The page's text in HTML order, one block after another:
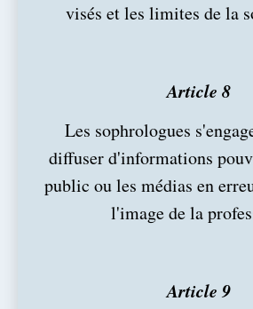
visés et les limites de la
Article 8
Les sophrologues
diffuser d'informations
public ou les médias en
l'image de la
Article 9